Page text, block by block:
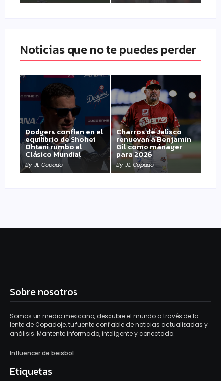
Noticias que no te puedes perder
Dodgers confían en el
equilibrio de Shohei
Ohtani rumbo al
Clásico Mundial
By JE Copado
Charros de Jalisco
renuevan a Benjamín
Gil como mánager
para 2026
By JE Copado
Sobre nosotros
Somos un medio mexicano, descubre el mundo a través de la
lente de Copadoje, tu fuente confiable de noticias actualizadas y
análisis. Mantente informado, inteligente y conectado.
Influencer de beisbol
Etiquetas